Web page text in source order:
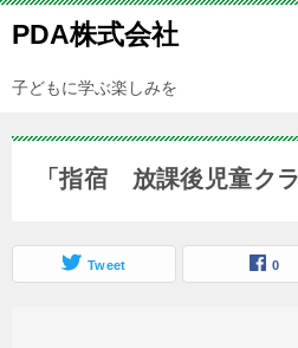
PDA株式会社
子どもに学ぶ楽しみを
「指宿 放課後児童ク
Tweet 0